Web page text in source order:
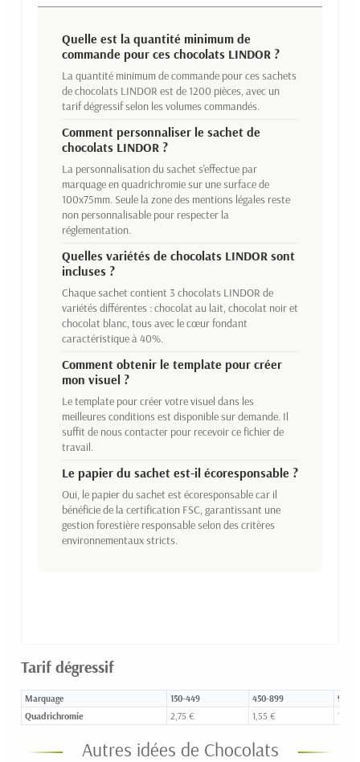
Quelle est la quantité minimum de
commande pour ces chocolats LINDOR ?
La quantité minimum de commande pour ces sachets
de chocolats LINDOR est de 1200 pièces, avec un
tarif dégressif selon les volumes commandés.
Comment personnaliser le sachet de
chocolats LINDOR ?
La personnalisation du sachet s'effectue par
marquage en quadrichromie sur une surface de
100x75mm. Seule la zone des mentions légales reste
non personnalisable pour respecter la
réglementation.
Quelles variétés de chocolats LINDOR sont
incluses ?
Chaque sachet contient 3 chocolats LINDOR de
variétés différentes : chocolat au lait, chocolat noir et
chocolat blanc, tous avec le cœur fondant
caractéristique à 40%.
Comment obtenir le template pour créer
mon visuel ?
Le template pour créer votre visuel dans les
meilleures conditions est disponible sur demande. Il
suffit de nous contacter pour recevoir ce fichier de
travail.
Le papier du sachet est-il écoresponsable ?
Oui, le papier du sachet est écoresponsable car il
bénéficie de la certification FSC, garantissant une
gestion forestière responsable selon des critères
environnementaux stricts.
Tarif dégressif
Marquage 150-449 450-899 900-
Quadrichromie 2,75 € 1,55 € 1,25 €
Autres idées de Chocolats